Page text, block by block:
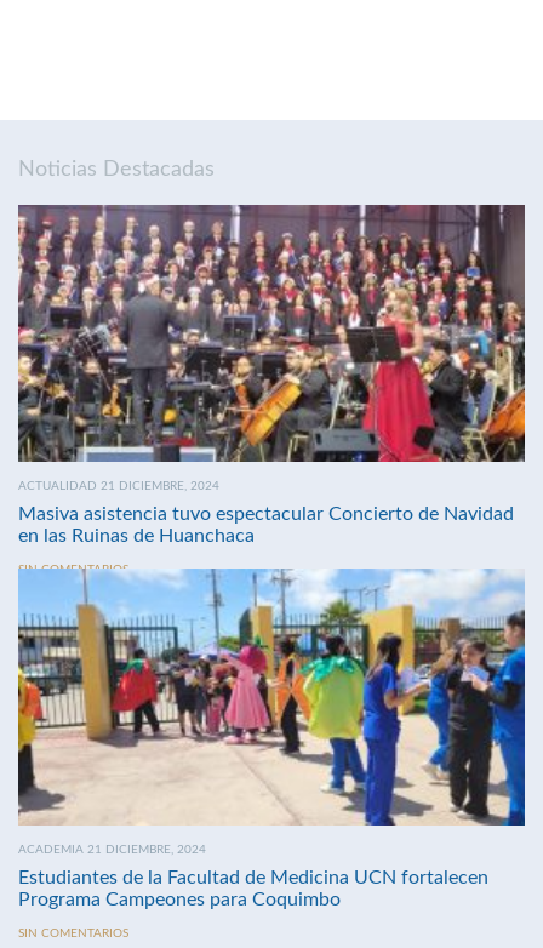
Noticias Destacadas
ACTUALIDAD 21 DICIEMBRE, 2024
Masiva asistencia tuvo espectacular Concierto de Navidad
en las Ruinas de Huanchaca
SIN COMENTARIOS
ACADEMIA 21 DICIEMBRE, 2024
Estudiantes de la Facultad de Medicina UCN fortalecen
Programa Campeones para Coquimbo
SIN COMENTARIOS